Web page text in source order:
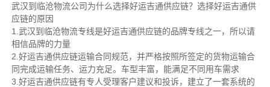
武汉到临沧物流公司为什么选择好运吉通供应链？选择好运吉通供
应链的原因
1.武汉到临沧物流专线是好运吉通供应链的品牌专线之一，所以请
相信品牌的力量
2.好运吉通供应链运输合同规范，并严格按照所签定的货物运输合
同完成运输任务、运力充足。车型丰富，能满足不同用车需求
3.好运吉通供应链有专人受理客户建议和投诉，建立了一套系统的